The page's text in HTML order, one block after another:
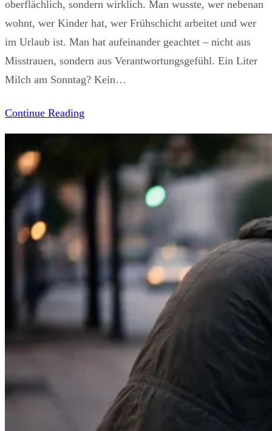
oberflächlich, sondern wirklich. Man wusste, wer nebenan
wohnt, wer Kinder hat, wer Frühschicht arbeitet und wer
im Urlaub ist. Man hat aufeinander geachtet – nicht aus
Misstrauen, sondern aus Verantwortungsgefühl. Ein Liter
Milch am Sonntag? Kein…
Continue Reading